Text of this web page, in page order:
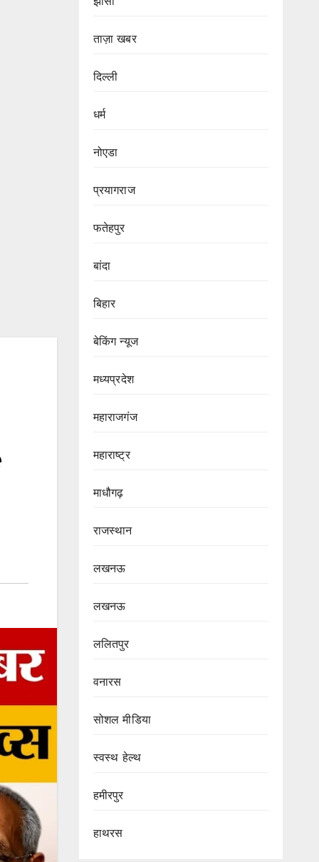
ताज़ा खबर
दिल्ली
धर्म
नोएडा
प्रयागराज
फतेहपुर
बांदा
बिहार
बेकिंग न्यूज
मध्यप्रदेश
महाराजगंज
महाराष्ट्र
माधौगढ़
राजस्थान
लखनऊ
लखनऊ
ललितपुर
वनारस
सोशल मीडिया
स्वस्थ हेल्थ
हमीरपुर
हाथरस